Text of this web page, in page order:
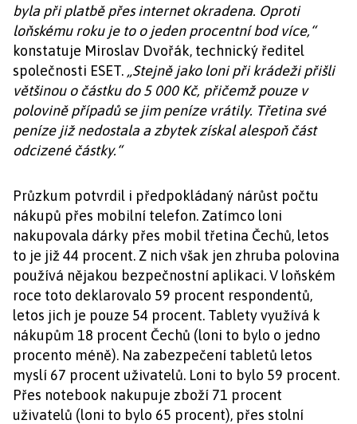
byla při platbě přes internet okradena. Oproti
loňskému roku je to o jeden procentní bod více,“
konstatuje Miroslav Dvořák, technický ředitel
společnosti ESET. „Stejně jako loni při krádeži přišli
většinou o částku do 5 000 Kč, přičemž pouze v
polovině případů se jim peníze vrátily. Třetina své
peníze již nedostala a zbytek získal alespoň část
odcizené částky.“
Průzkum potvrdil i předpokládaný nárůst počtu
nákupů přes mobilní telefon. Zatímco loni
nakupovala dárky přes mobil třetina Čechů, letos
to je již 44 procent. Z nich však jen zhruba polovina
používá nějakou bezpečnostní aplikaci. V loňském
roce toto deklarovalo 59 procent respondentů,
letos jich je pouze 54 procent. Tablety využívá k
nákupům 18 procent Čechů (loni to bylo o jedno
procento méně). Na zabezpečení tabletů letos
myslí 67 procent uživatelů. Loni to bylo 59 procent.
Přes notebook nakupuje zboží 71 procent
uživatelů (loni to bylo 65 procent), přes stolní